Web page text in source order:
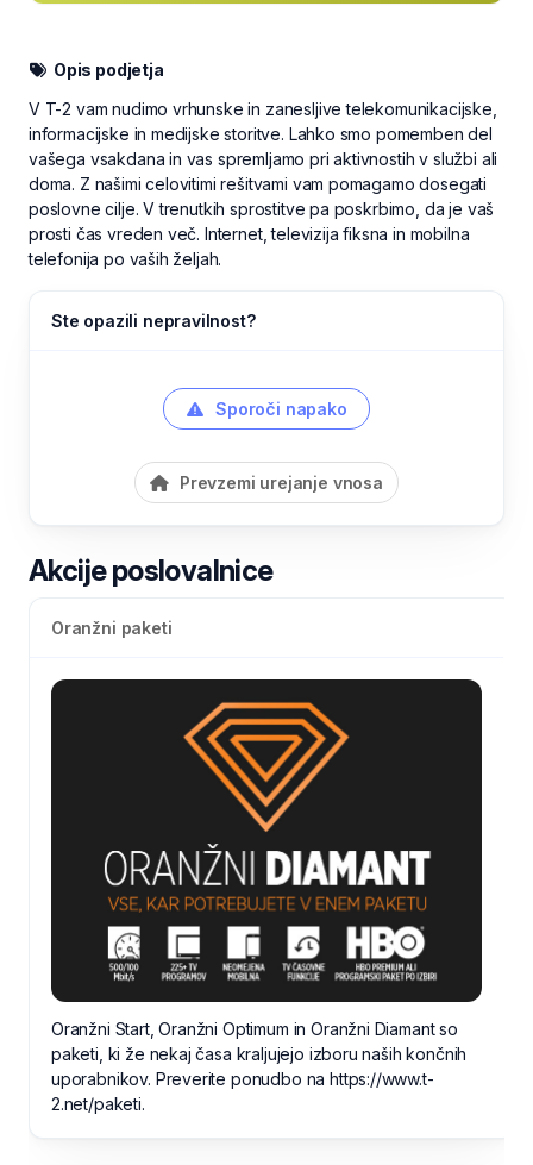
Opis podjetja
V T-2 vam nudimo vrhunske in zanesljive telekomunikacijske,
informacijske in medijske storitve. Lahko smo pomemben del
vašega vsakdana in vas spremljamo pri aktivnostih v službi ali
doma. Z našimi celovitimi rešitvami vam pomagamo dosegati
poslovne cilje. V trenutkih sprostitve pa poskrbimo, da je vaš
prosti čas vreden več. Internet, televizija fiksna in mobilna
telefonija po vaših željah.
Ste opazili nepravilnost?
Sporoči napako
Prevzemi urejanje vnosa
Akcije poslovalnice
Oranžni paketi
Oranžni Start, Oranžni Optimum in Oranžni Diamant so
paketi, ki že nekaj časa kraljujejo izboru naših končnih
uporabnikov. Preverite ponudbo na https://www.t-
2.net/paketi.